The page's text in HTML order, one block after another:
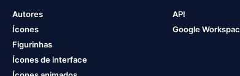
Autores
Ícones
Figurinhas
Ícones de interface
API
Google